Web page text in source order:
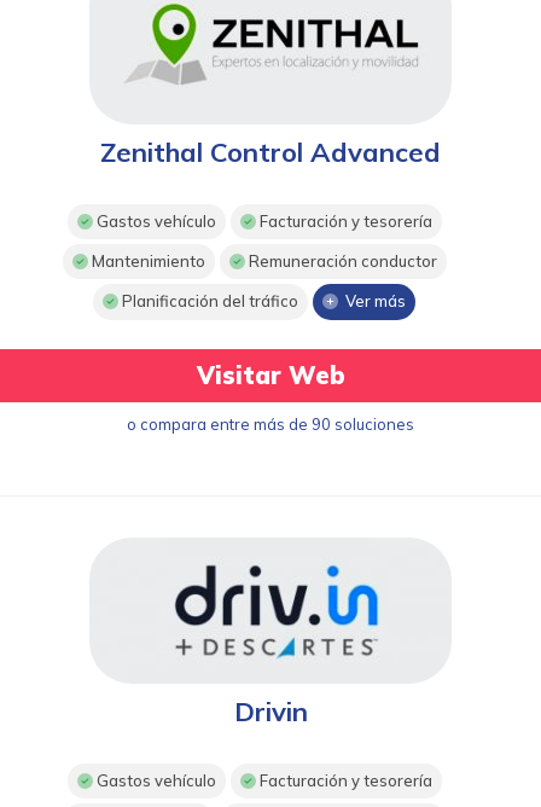
Zenithal Control Advanced
Gastos vehículo Facturación y tesorería
Mantenimiento Remuneración conductor
Planificación del tráfico Ver más
Visitar Web
o compara entre más de 90 soluciones
Drivin
Gastos vehículo Facturación y tesorería